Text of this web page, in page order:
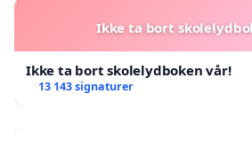
Ikke ta bort
Ikke ta bort skolelydboken vår!
13 143 signaturer